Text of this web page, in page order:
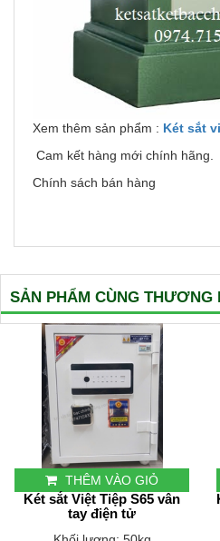
Xem thêm sản phẩm : Két sắt
Cam kết hàng mới chính hãng.
Chính sách bán hàng
SẢN PHẨM CÙNG THƯƠNG
THÊM VÀO GIỎ
Két sắt Việt Tiệp S65 vân
tay điện tử